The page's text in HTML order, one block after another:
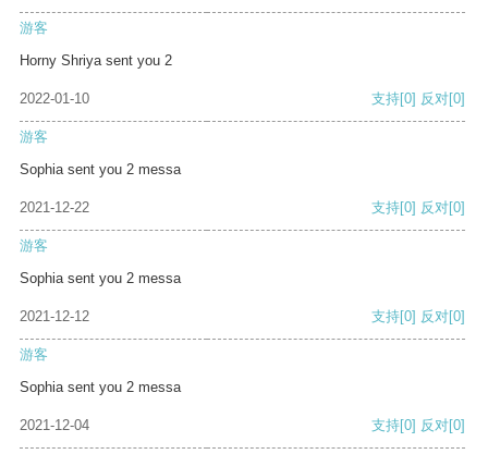
游客
Horny Shriya sent you 2
2022-01-10 支持[0] 反对[0]
游客
Sophia sent you 2 messa
2021-12-22 支持[0] 反对[0]
游客
Sophia sent you 2 messa
2021-12-12 支持[0] 反对[0]
游客
Sophia sent you 2 messa
2021-12-04 支持[0] 反对[0]